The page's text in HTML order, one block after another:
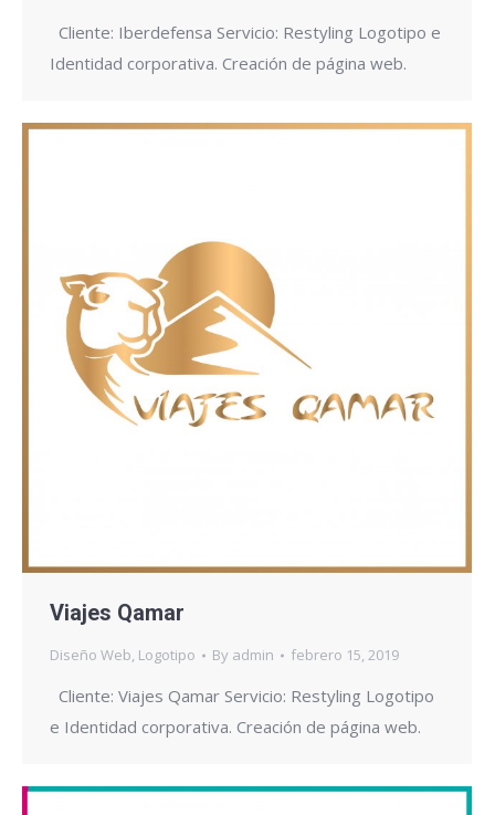
Cliente: Iberdefensa Servicio: Restyling Logotipo e
Identidad corporativa. Creación de página web.
Viajes Qamar
Diseño Web, Logotipo By admin febrero 15, 2019
Cliente: Viajes Qamar Servicio: Restyling Logotipo
e Identidad corporativa. Creación de página web.